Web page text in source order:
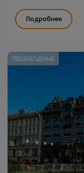
Подробнее
ПЕШЕХОДНЫЕ